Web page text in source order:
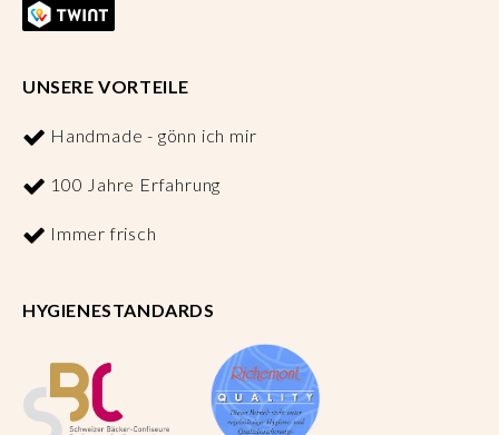
UNSERE VORTEILE
Handmade - gönn ich mir
100 Jahre Erfahrung
Immer frisch
HYGIENESTANDARDS